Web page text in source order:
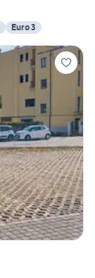
Euro 3